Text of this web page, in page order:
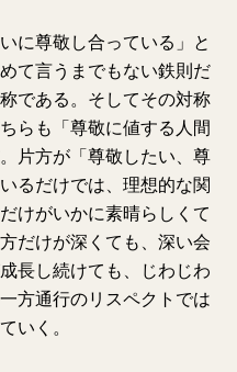
に尊敬し合っている」と
て言うまでもない鉄則だ
である。そしてその対称
らも「尊敬に値する人間
片方が「尊敬したい、尊
るだけでは、理想的な関
けがいかに素晴らしくて
だけが深くても、深い会
長し続けても、じわじわ
方通行のリスペクトでは
いく。